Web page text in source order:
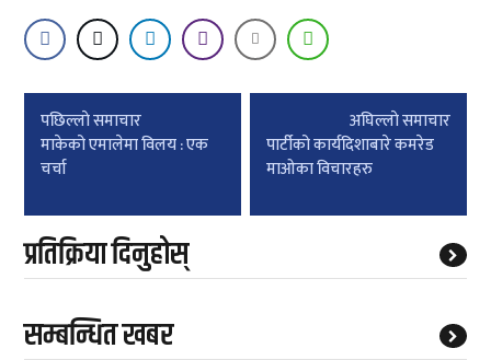
Post
navigation
पछिल्लाे समाचार
माकेको एमालेमा विलय : एक
चर्चा
अघिल्लाे समाचार
पार्टीको कार्यदिशाबारे कमरेड
माओका विचारहरु
प्रतिक्रिया दिनुहोस्
सम्बन्धित खबर